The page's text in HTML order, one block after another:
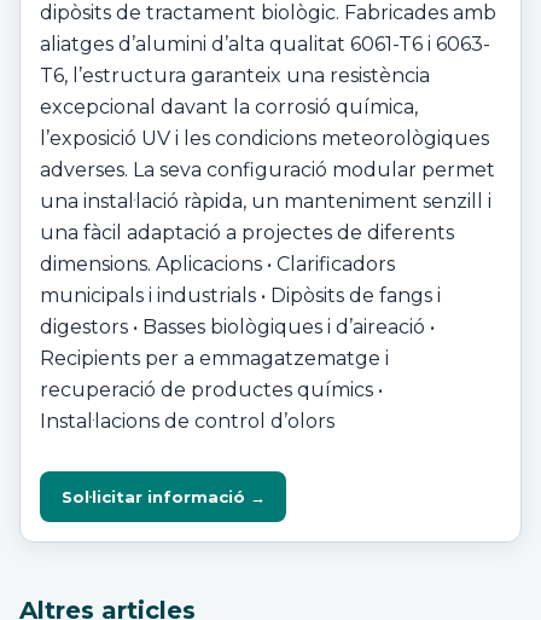
dipòsits de tractament biològic. Fabricades amb
aliatges d’alumini d’alta qualitat 6061-T6 i 6063-
T6, l’estructura garanteix una resistència
excepcional davant la corrosió química,
l’exposició UV i les condicions meteorològiques
adverses. La seva configuració modular permet
una instal·lació ràpida, un manteniment senzill i
una fàcil adaptació a projectes de diferents
dimensions. Aplicacions • Clarificadors
municipals i industrials • Dipòsits de fangs i
digestors • Basses biològiques i d’aireació •
Recipients per a emmagatzematge i
recuperació de productes químics •
Instal·lacions de control d’olors
Sol·licitar informació →
Altres articles